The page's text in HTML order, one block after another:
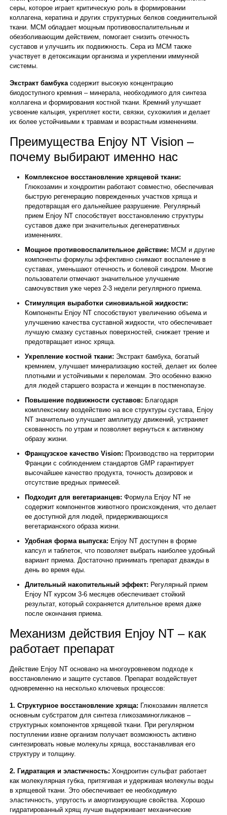
серы, которое играет критическую роль в формировании
коллагена, кератина и других структурных белков соединительной
ткани. МСМ обладает мощным противовоспалительным и
обезболивающим действием, помогает снизить отечность
суставов и улучшить их подвижность. Сера из МСМ также
участвует в детоксикации организма и укреплении иммунной
системы.
Экстракт бамбукасодержит высокую концентрацию
биодоступного кремния – минерала, необходимого для синтеза
коллагена и формирования костной ткани. Кремний улучшает
усвоение кальция, укрепляет кости, связки, сухожилия и делает
их более устойчивыми к травмам и возрастным изменениям.
Преимущества Enjoy NT Vision –
почему выбирают именно нас
Комплексное восстановление хрящевой ткани:
Глюкозамин и хондроитин работают совместно, обеспечивая
быструю регенерацию поврежденных участков хряща и
предотвращая его дальнейшее разрушение. Регулярный
прием Enjoy NT способствует восстановлению структуры
суставов даже при значительных дегенеративных
изменениях.
Мощное противовоспалительное действие: МСМ и другие
компоненты формулы эффективно снимают воспаление в
суставах, уменьшают отечность и болевой синдром. Многие
пользователи отмечают значительное улучшение
самочувствия уже через 2-3 недели регулярного приема.
Стимуляция выработки синовиальной жидкости:
Компоненты Enjoy NT способствуют увеличению объема и
улучшению качества суставной жидкости, что обеспечивает
лучшую смазку суставных поверхностей, снижает трение и
предотвращает износ хряща.
Укрепление костной ткани: Экстракт бамбука, богатый
кремнием, улучшает минерализацию костей, делает их более
плотными и устойчивыми к переломам. Это особенно важно
для людей старшего возраста и женщин в постменопаузе.
Повышение подвижности суставов: Благодаря
комплексному воздействию на все структуры сустава, Enjoy
NT значительно улучшает амплитуду движений, устраняет
скованность по утрам и позволяет вернуться к активному
образу жизни.
Французское качество Vision: Производство на территории
Франции с соблюдением стандартов GMP гарантирует
высочайшее качество продукта, точность дозировок и
отсутствие вредных примесей.
Подходит для вегетарианцев: Формула Enjoy NT не
содержит компонентов животного происхождения, что делает
ее доступной для людей, придерживающихся
вегетарианского образа жизни.
Удобная форма выпуска: Enjoy NT доступен в форме
капсул и таблеток, что позволяет выбрать наиболее удобный
вариант приема. Достаточно принимать препарат дважды в
день во время еды.
Длительный накопительный эффект: Регулярный прием
Enjoy NT курсом 3-6 месяцев обеспечивает стойкий
результат, который сохраняется длительное время даже
после окончания приема.
Механизм действия Enjoy NT – как
работает препарат
Действие Enjoy NT основано на многоуровневом подходе к
восстановлению и защите суставов. Препарат воздействует
одновременно на несколько ключевых процессов:
1. Структурное восстановление хряща: Глюкозамин является
основным субстратом для синтеза гликозаминогликанов –
структурных компонентов хрящевой ткани. При регулярном
поступлении извне организм получает возможность активно
синтезировать новые молекулы хряща, восстанавливая его
структуру и толщину.
2. Гидратация и эластичность: Хондроитин сульфат работает
как молекулярная губка, притягивая и удерживая молекулы воды
в хрящевой ткани. Это обеспечивает ее необходимую
эластичность, упругость и амортизирующие свойства. Хорошо
гидратированный хрящ лучше выдерживает механические